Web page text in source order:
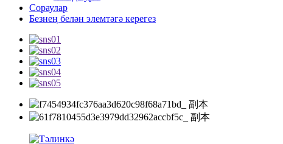
Сораулар
Безнең белән элемтәгә керегез